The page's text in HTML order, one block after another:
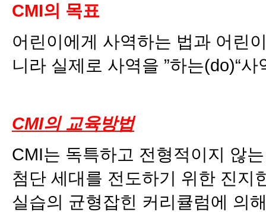
CMI의 목표
어린이에게 사역하는 법과 어린
니라 실제로 사역을 ”하는(do)“
CMI의 교육방법
CMI는 독특하고 전형적이지 않
첨단 세대를 전도하기 위한 진지
실습의 균형잡힌 커리큘럼에 의